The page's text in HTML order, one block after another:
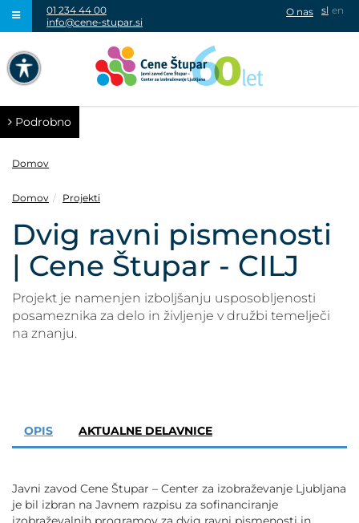
NAVIGACIJA PREKO TIPKOVNICE
SIVINE
OZNAČI NASLOVE
OZNAČI POVEZAVE
01 234 44 00
info@cene-stupar.si
sl en
O nas
Podrobno
Domov
Domov Projekti
Dvig ravni pismenosti
| Cene Štupar - CILJ
Projekt je namenjen izboljšanju usposobljenosti
posameznika za delo in življenje v družbi temelječi
na znanju.
OPIS AKTUALNE DELAVNICE
Javni zavod Cene Štupar – Center za izobraževanje Ljubljana
je bil izbran na Javnem razpisu za sofinanciranje